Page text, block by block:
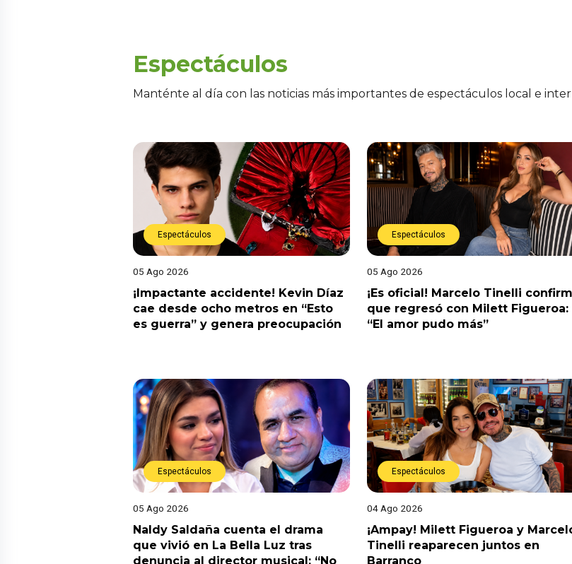
Espectáculos
Manténte al día con las noticias más importantes de espectáculos local e
Espectáculos
05 Ago 2026
¡Impactante accidente! Kevin Díaz
cae desde ocho metros en “Esto
es guerra” y genera preocupación
Espectáculos
05 Ago 2026
¡Es oficial! Marcelo Tinelli
que regresó con Milett Figueroa:
“El amor pudo más”
Espectáculos
05 Ago 2026
Naldy Saldaña cuenta el drama
que vivió en La Bella Luz tras
denuncia al director musical: “No
Espectáculos
04 Ago 2026
¡Ampay! Milett Figueroa y
Tinelli reaparecen juntos en
Barranco